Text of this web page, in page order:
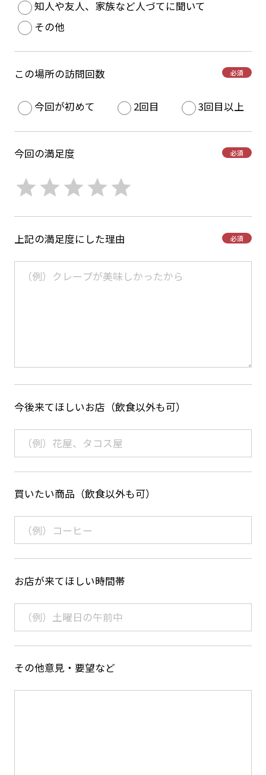
知人や友人、家族など人づてに聞いて
その他
この場所の訪問回数 必須
今回が初めて 2回目 3回目以上
今回の満足度 必須
上記の満足度にした理由 必須
今後来てほしいお店（飲食以外も可）
買いたい商品（飲食以外も可）
お店が来てほしい時間帯
その他意見・要望など